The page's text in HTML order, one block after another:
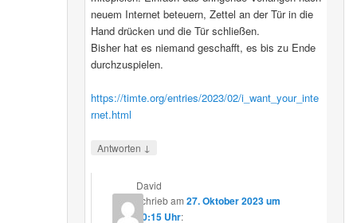
neuem Internet beteuern, Zettel an der Tür in die
Hand drücken und die Tür schließen.
Bisher hat es niemand geschafft, es bis zu Ende
durchzuspielen.
https://timte.org/entries/2023/02/i_want_your_inte
rnet.html
Antworten ↓
David
schriebam27. Oktober 2023 um
20:15 Uhr: